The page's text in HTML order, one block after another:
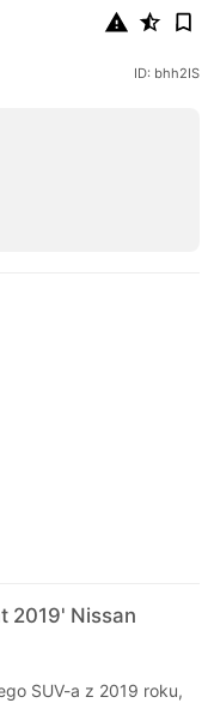
ID: bhh2IS
2019' Nissan
SUV-a z 2019 roku,